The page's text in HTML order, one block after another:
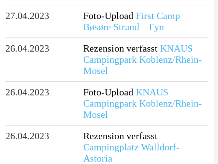
27.04.2023
Foto-Upload First Camp
Bøsøre Strand – Fyn
26.04.2023
Rezension verfasst KNAUS
Campingpark Koblenz/Rhein-
Mosel
26.04.2023
Foto-Upload KNAUS
Campingpark Koblenz/Rhein-
Mosel
26.04.2023
Rezension verfasst
Campingplatz Walldorf-
Astoria